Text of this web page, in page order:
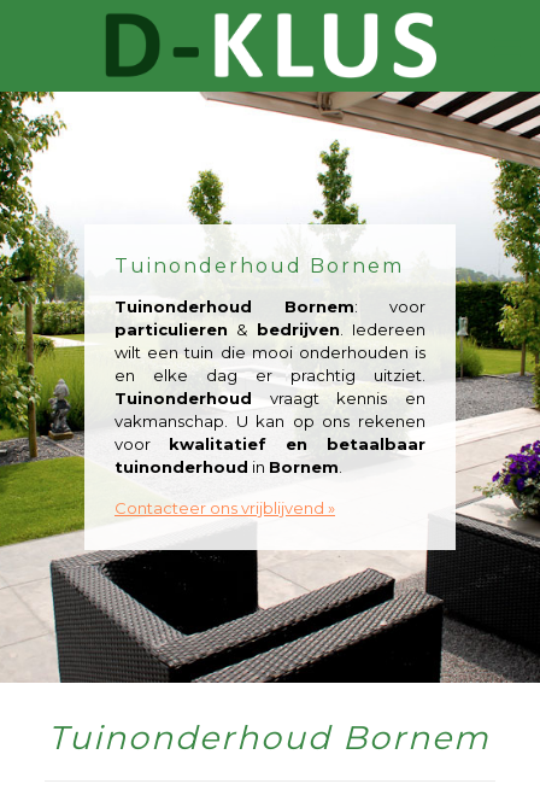
Tuinonderhoud Bornem
Tuinonderhoud Bornem: voor
particulieren & bedrijven . Iedereen
wilt een tuin die mooi onderhouden is
en elke dag er prachtig uitziet.
Tuinonderhoud vraagt kennis en
vakmanschap. U kan op ons rekenen
voor kwalitatief en betaalbaar
tuinonderhoud in Bornem
Contacteer ons vrijblijvend »
Tuinonderhoud Bornem